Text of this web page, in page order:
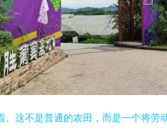
这不是普通的农田，而是一个将